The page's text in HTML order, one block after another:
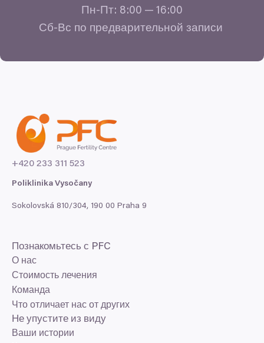
Пн-Пт: 8:00 — 16:00
Сб-Вс по предварительной записи
+420 233 311 523
Poliklinika Vysočany
Sokolovská 810/304, 190 00 Praha 9
Познакомьтесь с PFC
О нас
Что отличает нас от других
Команда
Стоимость лечения
Не упустите из виду
Ваши истории